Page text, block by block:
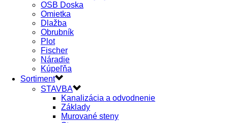
OSB Doska
Omietka
Dlažba
Obrubník
Plot
Fischer
Náradie
Kúpeľňa
Sortiment
STAVBA
Kanalizácia a odvodnenie
Základy
Murované steny